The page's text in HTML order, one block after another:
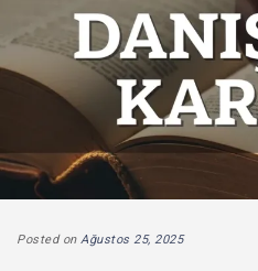
Posted on Ağustos 25, 2025